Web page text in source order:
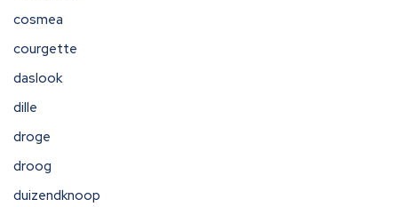
cosmea
courgette
daslook
dille
droge
droog
duizendknoop